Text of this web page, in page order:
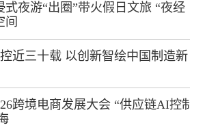
式夜游“出圈”带火假日文旅 “夜经
间
近三十载 以创新智绘中国制造新
跨境电商发展大会 “供应链AI控制